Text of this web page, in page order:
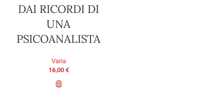
DAI RICORDI DI
UNA
PSICOANALISTA
Varia
16,00 €